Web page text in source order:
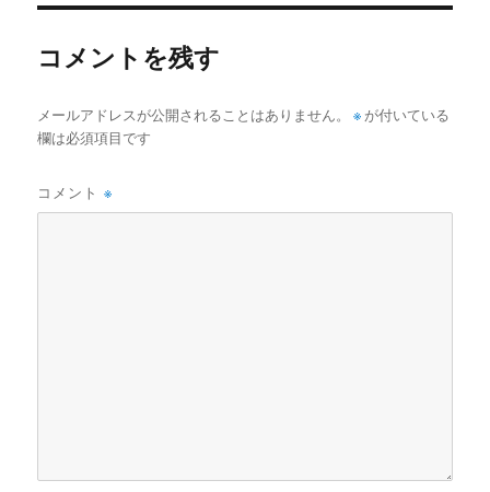
コメントを残す
メールアドレスが公開されることはありません。 ※ が付いている
欄は必須項目です
コメント※